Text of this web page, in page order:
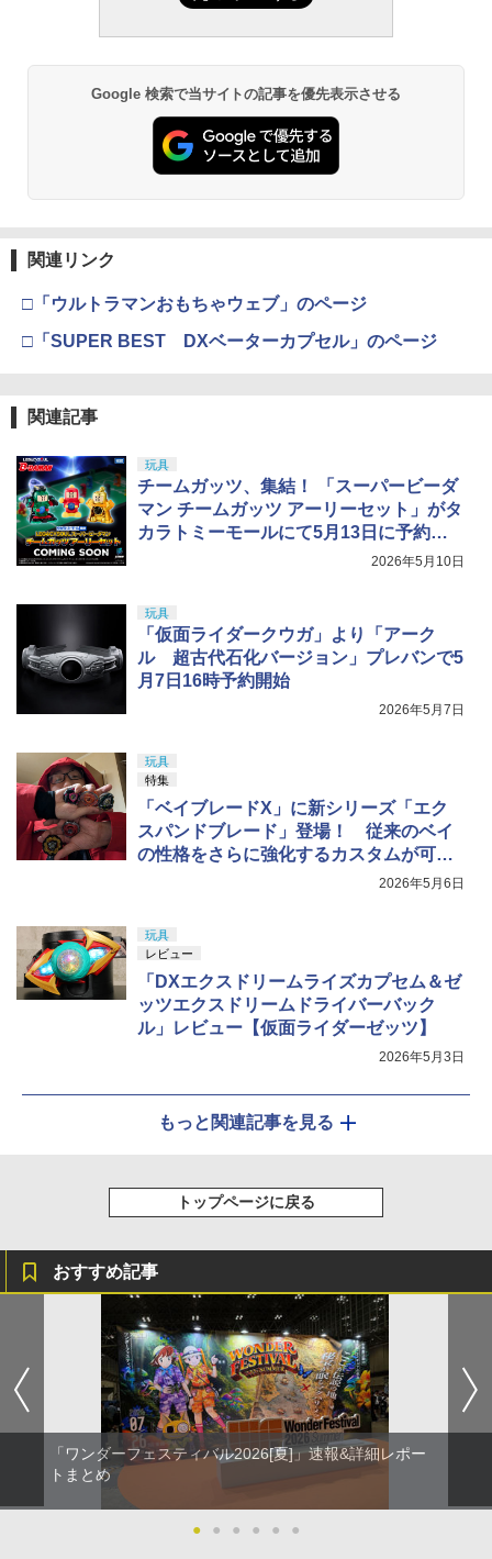
Google 検索で当サイトの記事を優先表示させる
関連リンク
□「ウルトラマンおもちゃウェブ」のページ
□「SUPER BEST DXベーターカプセル」のページ
関連記事
玩具
チームガッツ、集結！ 「スーパービーダ
マン チームガッツ アーリーセット」がタ
カラトミーモールにて5月13日に予約開
2026年5月10日
玩具
「仮面ライダークウガ」より「アーク
ル 超古代石化バージョン」プレバンで5
月7日16時予約開始
2026年5月7日
玩具
特集
「ベイブレードX」に新シリーズ「エク
スパンドブレード」登場！ 従来のベイ
の性格をさらに強化するカスタムが可能
2026年5月6日
玩具
レビュー
「DXエクスドリームライズカプセム＆ゼ
ッツエクスドリームドライバーバック
ル」レビュー【仮面ライダーゼッツ】
2026年5月3日
もっと関連記事を見る
トップページに戻る
おすすめ記事
「ワンダーフェスティバル2026[夏]」速報&詳細レポー
トまとめ
● ● ● ● ● ●